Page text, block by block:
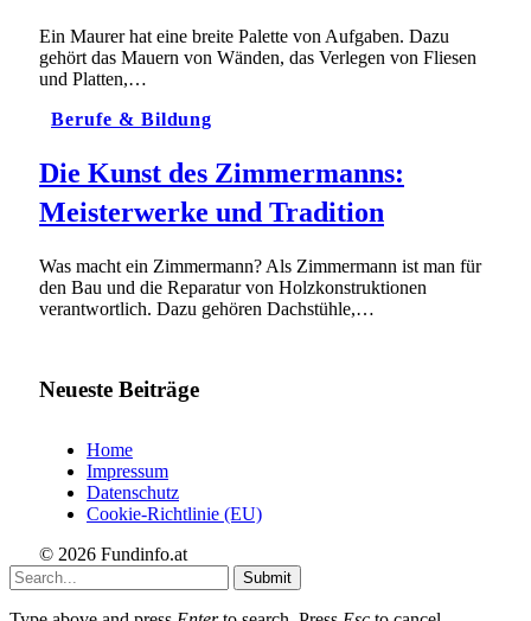
Ein Maurer hat eine breite Palette von Aufgaben. Dazu
gehört das Mauern von Wänden, das Verlegen von Fliesen
und Platten,…
Berufe & Bildung
Die Kunst des Zimmermanns:
Meisterwerke und Tradition
Was macht ein Zimmermann? Als Zimmermann ist man für
den Bau und die Reparatur von Holzkonstruktionen
verantwortlich. Dazu gehören Dachstühle,…
Neueste Beiträge
Home
Impressum
Datenschutz
Cookie-Richtlinie (EU)
© 2026 Fundinfo.at
Submit